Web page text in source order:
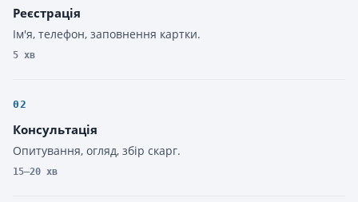
Реєстрація
Ім'я, телефон, заповнення картки.
5 хв
02
Консультація
Опитування, огляд, збір скарг.
15–20 хв